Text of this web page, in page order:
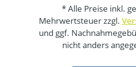
* Alle Preise inkl.
Mehrwertsteuer zzgl.
und ggf.
nicht anders